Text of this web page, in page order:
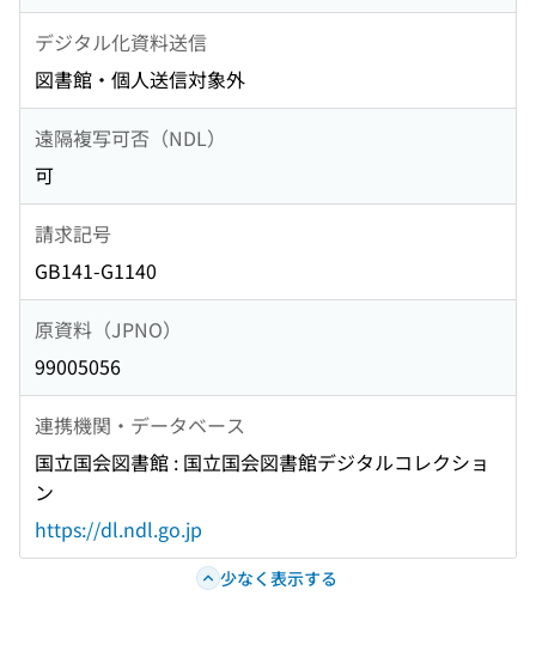
デジタル化資料送信
図書館・個人送信対象外
遠隔複写可否（NDL）
可
請求記号
GB141-G1140
原資料（JPNO）
99005056
連携機関・データベース
国立国会図書館 : 国立国会図書館デジタルコレクショ
ン
https://dl.ndl.go.jp
少なく表示する